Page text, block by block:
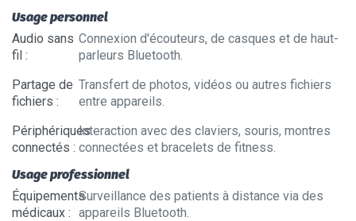
Usage personnel
Audio sans
fil :
Connexion d'écouteurs, de casques et de haut-
parleurs Bluetooth.
Partage de
fichiers :
Transfert de photos, vidéos ou autres fichiers
entre appareils.
Périphériques
connectés :
Interaction avec des claviers, souris, montres
connectées et bracelets de fitness.
Usage professionnel
Équipements
médicaux :
Surveillance des patients à distance via des
appareils Bluetooth.